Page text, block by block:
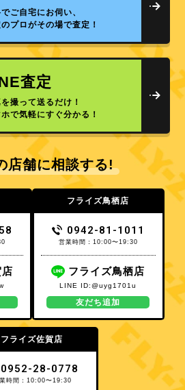
ご自宅にお伺い、
プロがその場で査定！
査定
撮って送るだけ！
で気軽にすぐ分かる！
店舗に相談する!
フライズ鳥栖店
0942-81-1011
営業時間：10:00〜19:30
フライズ鳥栖店
LINE ID:@uyg1701u
友だち追加
フライズ佐賀店
0952-28-0778
時間：10:00〜19:30